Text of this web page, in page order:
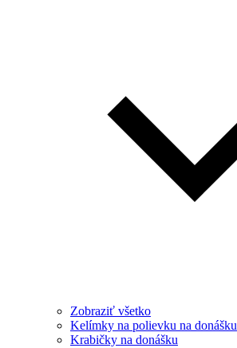
Zobraziť všetko
Kelímky na polievku na donášku
Krabičky na donášku